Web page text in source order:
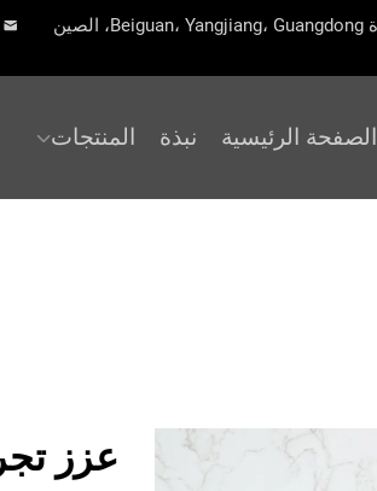
الصفحة الرئيسية نبذة المنتجات